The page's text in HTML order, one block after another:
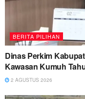
BERITA PILIHAN
Dinas Perkim
Kawasan Kumuh
2 AGUSTUS 2026